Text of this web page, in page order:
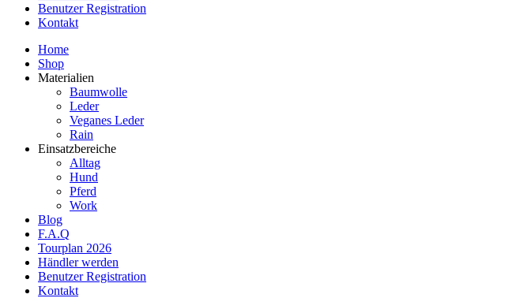
Benutzer Registration
Kontakt
Home
Shop
Materialien
Baumwolle
Leder
Veganes Leder
Rain
Einsatzbereiche
Alltag
Hund
Pferd
Work
Blog
F.A.Q
Tourplan 2026
Händler werden
Benutzer Registration
Kontakt